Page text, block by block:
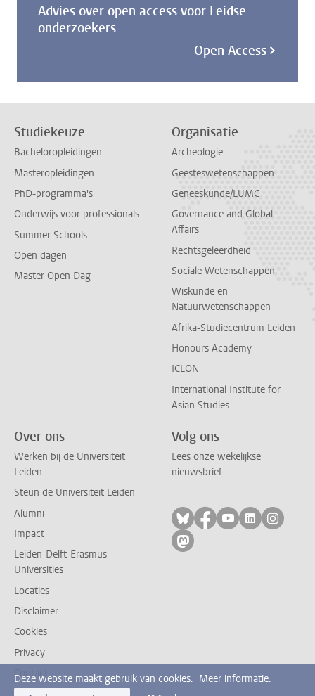
Advies over open access voor Leidse
onderzoekers
Open Access
Studiekeuze
Bacheloropleidingen
Masteropleidingen
PhD-programma's
Onderwijs voor professionals
Summer Schools
Open dagen
Master Open Dag
Organisatie
Archeologie
Geesteswetenschappen
Geneeskunde/LUMC
Governance and Global
Affairs
Rechtsgeleerdheid
Sociale Wetenschappen
Wiskunde en
Natuurwetenschappen
Afrika-Studiecentrum Leiden
Honours Academy
ICLON
International Institute for
Asian Studies
Over ons
Werken bij de Universiteit
Leiden
Steun de Universiteit Leiden
Alumni
Impact
Leiden-Delft-Erasmus
Universities
Locaties
Disclaimer
Cookies
Privacy
Contact
Volg ons
Lees onze wekelijkse
nieuwsbrief
Volg ons op bluesky
Volg ons op
Volg ons op
Volg ons
Volg
Volg ons op mastodon
Deze website maakt gebruik van cookies. Meer informatie.